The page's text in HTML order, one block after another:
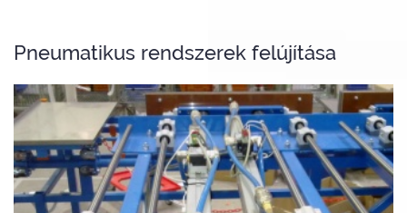
Pneumatikus rendszerek felújítása